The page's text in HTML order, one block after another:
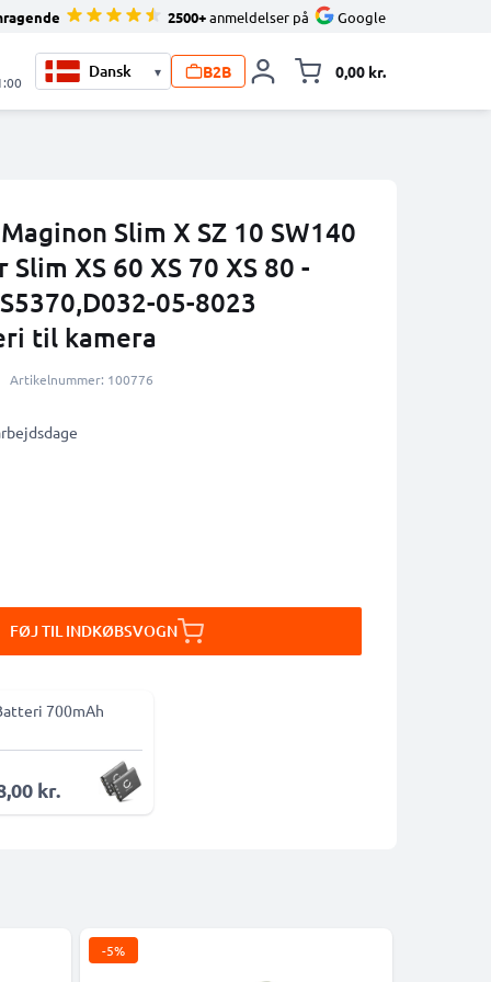
2500+anmeldelser på Google
▾ B2B 0,00 kr.
Slim X SZ 10 SW140
XS 60 XS 70 XS 80 -
05-8023
til kamera
Artikelnummer: 100776
FØJ TIL INDKØBSVOGN
700mAh
kr.
-5%